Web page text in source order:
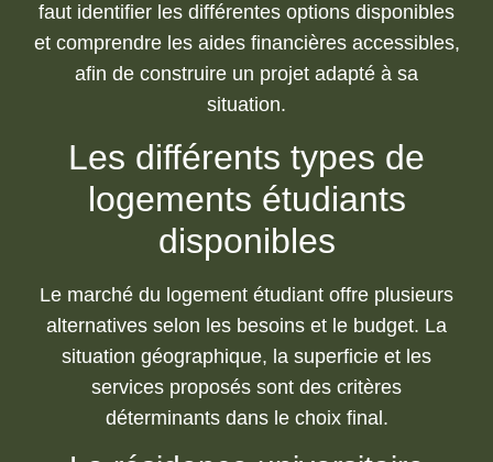
faut identifier les différentes options disponibles
et comprendre les aides financières accessibles,
afin de construire un projet adapté à sa
situation.
Les différents types de
logements étudiants
disponibles
Le marché du logement étudiant offre plusieurs
alternatives selon les besoins et le budget. La
situation géographique, la superficie et les
services proposés sont des critères
déterminants dans le choix final.